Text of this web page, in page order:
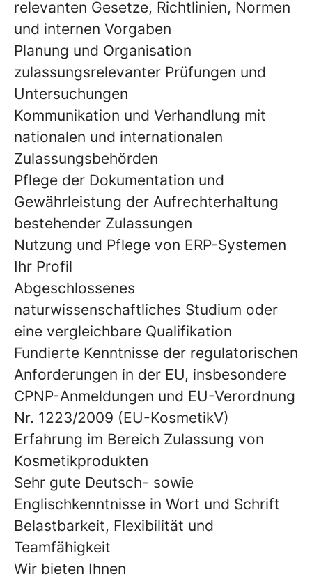
relevanten Gesetze, Richtlinien, Normen
und internen Vorgaben
Planung und Organisation
zulassungsrelevanter Prüfungen und
Untersuchungen
Kommunikation und Verhandlung mit
nationalen und internationalen
Zulassungsbehörden
Pflege der Dokumentation und
Gewährleistung der Aufrechterhaltung
bestehender Zulassungen
Nutzung und Pflege von ERP-Systemen
Ihr Profil
Abgeschlossenes
naturwissenschaftliches Studium oder
eine vergleichbare Qualifikation
Fundierte Kenntnisse der regulatorischen
Anforderungen in der EU, insbesondere
CPNP-Anmeldungen und EU-Verordnung
Nr. 1223/2009 (EU-KosmetikV)
Erfahrung im Bereich Zulassung von
Kosmetikprodukten
Sehr gute Deutsch- sowie
Englischkenntnisse in Wort und Schrift
Belastbarkeit, Flexibilität und
Teamfähigkeit
Wir bieten Ihnen